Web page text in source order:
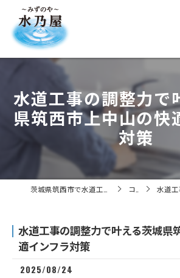
水道工事の調整力で
県筑西市上中山の快
対策
コラム 水道工事の調
水道工事の調整力で叶える茨城県
適インフラ対策
2025/08/24